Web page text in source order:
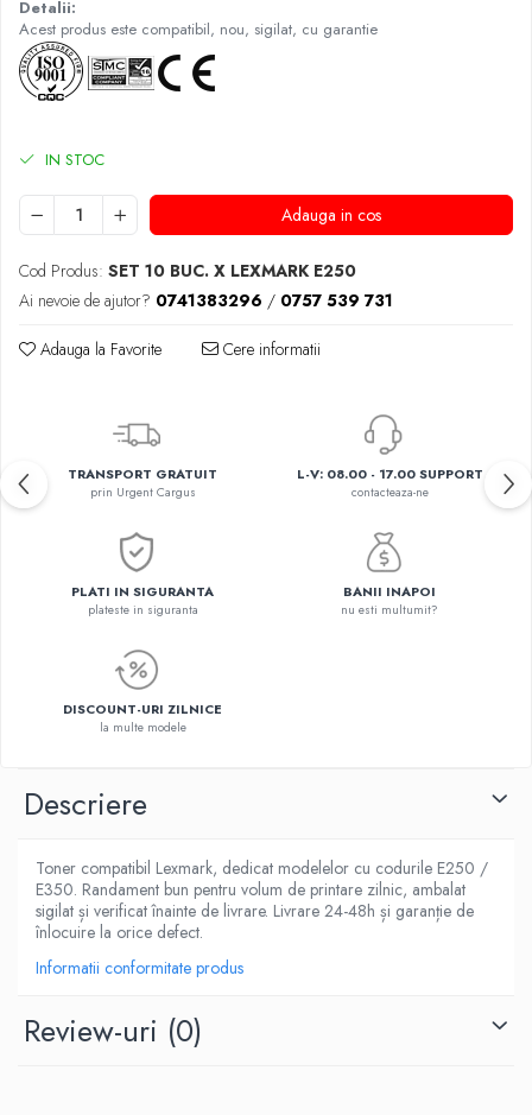
Detalii:
Acest produs este compatibil, nou, sigilat, cu garantie
IN STOC
Adauga in cos
Cod Produs: SET 10 BUC. X LEXMARK E250
Ai nevoie de ajutor? 0741383296 / 0757 539 731
Adauga la Favorite Cere informatii
TRANSPORT GRATUIT
prin Urgent Cargus
L-V: 08.00 - 17.00 SUPPORT
contacteaza-ne
PLATI IN SIGURANTA
plateste in siguranta
BANII INAPOI
nu esti multumit?
DISCOUNT-URI ZILNICE
la multe modele
Descriere
Toner compatibil Lexmark, dedicat modelelor cu codurile E250 /
E350. Randament bun pentru volum de printare zilnic, ambalat
sigilat și verificat înainte de livrare. Livrare 24-48h și garanție de
înlocuire la orice defect.
Informatii conformitate produs
Review-uri (0)